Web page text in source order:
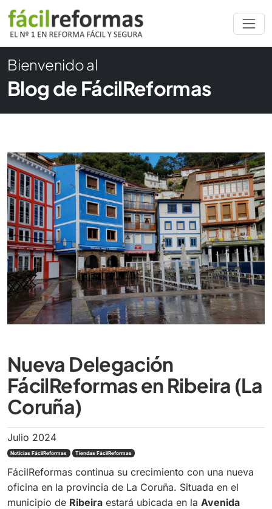
Bienvenido al
Blog de FácilReformas
Nueva Delegación
FácilReformas en Ribeira (La
Coruña)
Julio 2024
Noticias FácilReformas Tiendas FácilReformas
FácilReformas continua su crecimiento con una nueva
oficina en la provincia de La Coruña. Situada en el
municipio de Ribeira estará ubicada en la Avenida